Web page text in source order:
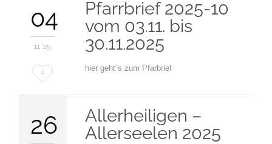
04
11 '25
Love
4
Pfarrbrief 2025-10
vom 03.11. bis
30.11.2025
hier geht´s zum Pfarbrief
26
Allerheiligen –
Allerseelen 2025